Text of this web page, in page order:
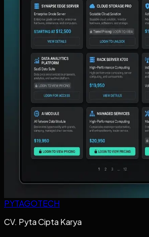
Dasbor Keuangan Sederhana
Angka Mana yang Harus
Menunggu Rekap Manual?
Panduan menentukan angka keuangan
benar harus dilihat pemilik, kapan
cukup, dan kapan sistem kustom mulai
Baca artikel ->
Portal Reseller dan Order B2B:
Distributor Perlu Halaman Login
Pelanggan?
Panduan untuk distributor yang ingin
PYTAGOTECH
CV. Pyta Cipta Karya